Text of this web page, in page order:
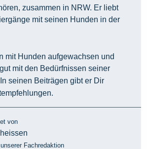
zusammen in NRW. Er liebt
mit seinen Hunden in der
mit Hunden aufgewachsen und
mit den Bedürfnissen seiner
seinen Beiträgen gibt er Dir
von
Fachredaktion